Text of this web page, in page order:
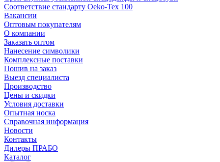
Соответствие стандарту Oeko-Tex 100
Вакансии
Оптовым покупателям
О компании
Заказать оптом
Нанесение символики
Комплексные поставки
Пошив на заказ
Выезд специалиста
Производство
Цены и скидки
Условия доставки
Опытная носка
Справочная информация
Новости
Контакты
Дилеры ПРАБО
Каталог